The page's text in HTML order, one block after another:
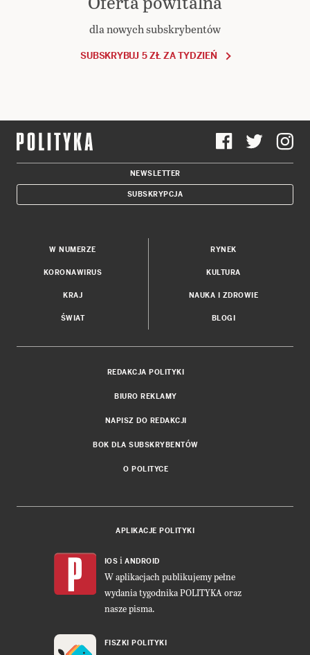
dla nowych subskrybentów
SUBSKRYBUJ 5 ZŁ ZA TYDZIEŃ
NEWSLETTER
SUBSKRYPCJA
W NUMERZE
KORONAWIRUS
KRAJ
ŚWIAT
RYNEK
KULTURA
NAUKA I ZDROWIE
BLOGI
REDAKCJA POLITYKI
BIURO REKLAMY
NAPISZ DO REDAKCJI
BOK DLA SUBSKRYBENTÓW
O POLITYCE
APLIKACJE POLITYKI
IOS i ANDROID
W aplikacjach publikujemy pełne
wydania tygodnika POLITYKA oraz
nasze pisma.
FISZKI POLITYKI